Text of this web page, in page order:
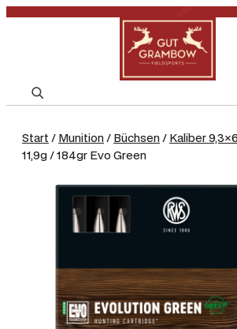
e
r
Start / Munition / Büchsen / Kaliber
11,9g / 184gr Evo Green